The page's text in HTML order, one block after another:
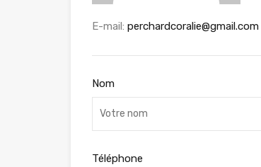
E-mail: perchardcoralie@gmail.com
Nom
Téléphone